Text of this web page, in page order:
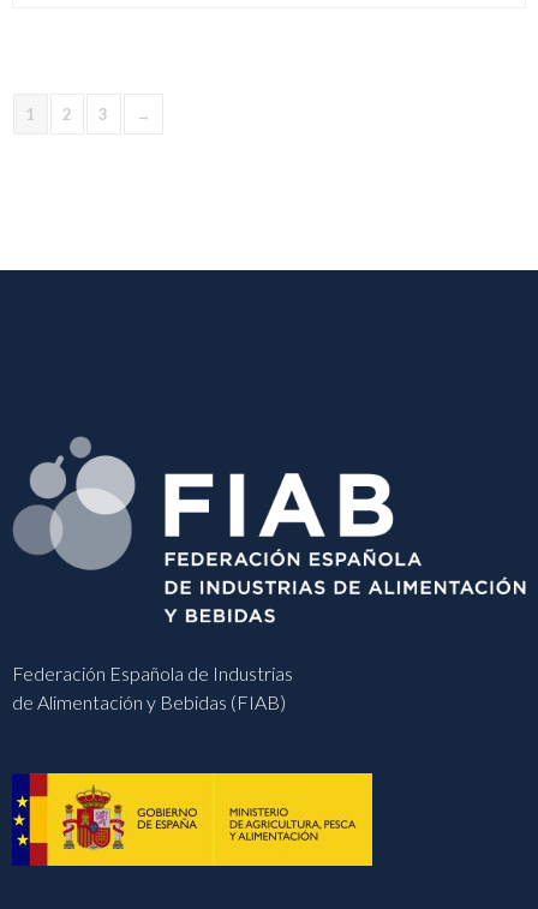
1 2 3 →
Federación Española de Industrias
de Alimentación y Bebidas (FIAB)